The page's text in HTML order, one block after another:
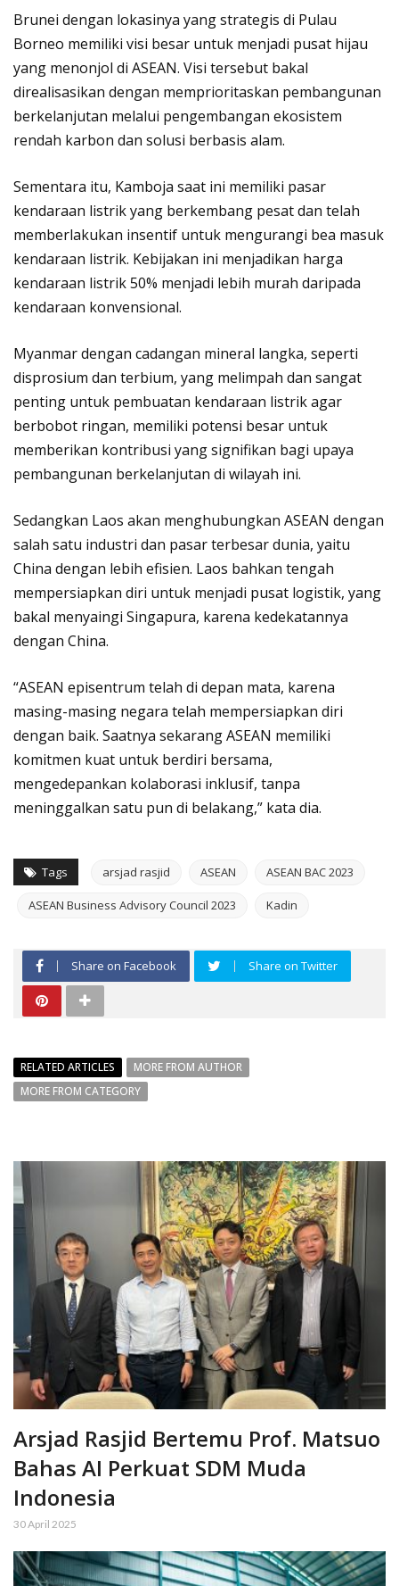
Brunei dengan lokasinya yang strategis di Pulau
Borneo memiliki visi besar untuk menjadi pusat hijau
yang menonjol di ASEAN. Visi tersebut bakal
direalisasikan dengan memprioritaskan pembangunan
berkelanjutan melalui pengembangan ekosistem
rendah karbon dan solusi berbasis alam.
Sementara itu, Kamboja saat ini memiliki pasar
kendaraan listrik yang berkembang pesat dan telah
memberlakukan insentif untuk mengurangi bea masuk
kendaraan listrik. Kebijakan ini menjadikan harga
kendaraan listrik 50% menjadi lebih murah daripada
kendaraan konvensional.
Myanmar dengan cadangan mineral langka, seperti
disprosium dan terbium, yang melimpah dan sangat
penting untuk pembuatan kendaraan listrik agar
berbobot ringan, memiliki potensi besar untuk
memberikan kontribusi yang signifikan bagi upaya
pembangunan berkelanjutan di wilayah ini.
Sedangkan Laos akan menghubungkan ASEAN dengan
salah satu industri dan pasar terbesar dunia, yaitu
China dengan lebih efisien. Laos bahkan tengah
mempersiapkan diri untuk menjadi pusat logistik, yang
bakal menyaingi Singapura, karena kedekatannya
dengan China.
“ASEAN episentrum telah di depan mata, karena
masing-masing negara telah mempersiapkan diri
dengan baik. Saatnya sekarang ASEAN memiliki
komitmen kuat untuk berdiri bersama,
mengedepankan kolaborasi inklusif, tanpa
meninggalkan satu pun di belakang,” kata dia.
Tags arsjad rasjid ASEAN ASEAN BAC 2023
ASEAN Business Advisory Council 2023 Kadin
Share on Facebook Share on Twitter
RELATED ARTICLES
MORE FROM AUTHOR
MORE FROM CATEGORY
Arsjad Rasjid Bertemu Prof. Matsuo
Bahas AI Perkuat SDM Muda
Indonesia
30 April 2025